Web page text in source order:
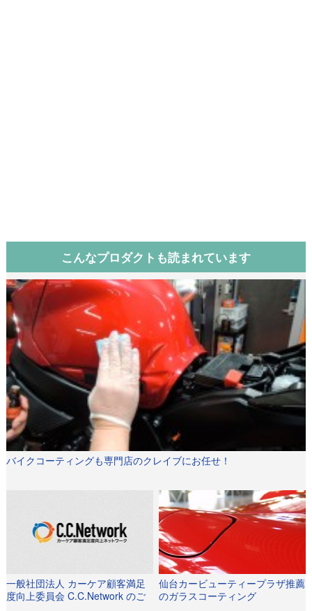
こんなプロダクトも読まれています
バイクコーティングも専門店のクレイブにお任せ！
一般社団法人 カーケア顧客満足
度向上委員会 C.C.Network のご
仙台カービューティープラザ推薦
のガラスコーティング